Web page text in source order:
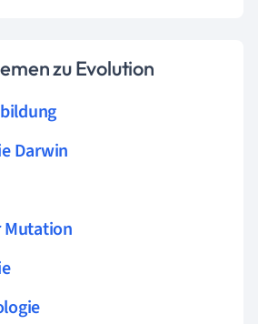
zu Evolution
Darwin